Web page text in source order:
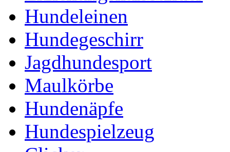
Hundeleinen
Hundegeschirr
Jagdhundesport
Maulkörbe
Hundenäpfe
Hundespielzeug